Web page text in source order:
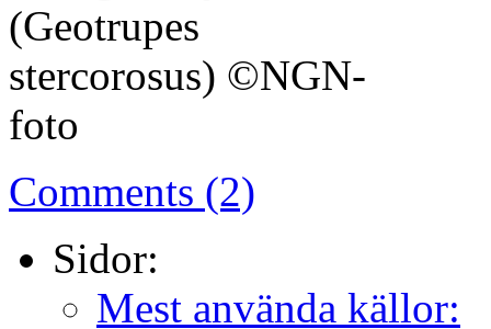
Comments (2)
Sidor:
Mest använda källor: